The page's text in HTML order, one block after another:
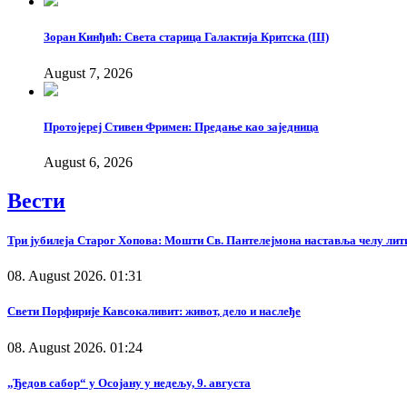
Зоран Кинђић: Света старица Галактија Критска (III)
August 7, 2026
Протојереј Стивен Фримен: Предање као заједница
August 6, 2026
Вести
Три јубилеја Старог Хопова: Мошти Св. Пантелејмона наставља челу
08. August 2026. 01:31
Свети Порфирије Кавсокаливит: живот, дело и наслеђе
08. August 2026. 01:24
„Ђедов сабор“ у Осојану у недељу, 9. августа